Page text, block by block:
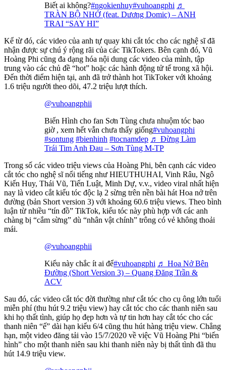
Biết ai không?#ngokienhuy#vuhoangphi ♬
TRÀN BỘ NHỚ (feat. Dương Domic) – ANH
TRAI “SAY HI”
Kể từ đó, các video của anh tự quay khi cắt tóc cho các nghệ sĩ đã
nhận được sự chú ý rộng rãi của các TikTokers. Bên cạnh đó, Vũ
Hoàng Phi cũng đa dạng hóa nội dung các video của mình, tập
trung vào các chủ đề “hot” hoặc các hành động tử tế trong xã hội.
Đến thời điểm hiện tại, anh đã trở thành hot TikToker với khoảng
1.6 triệu người theo dõi, 47.2 triệu lượt thích.
@vuhoangphii
Biến Hình cho fan Sơn Tùng chưa nhuộm tóc bao
giờ , xem hết vẫn chưa thấy giống#vuhoangphi
#sontung #bienhinh #tocnamdep ♬ Đừng Làm
Trái Tim Anh Đau – Sơn Tùng M-TP
Trong số các video triệu views của Hoàng Phi, bên cạnh các video
cắt tóc cho nghệ sĩ nổi tiếng như HIEUTHUHAI, Vinh Râu, Ngô
Kiến Huy, Thái Vũ, Tiến Luật, Minh Dự, v.v., video viral nhất hiện
nay là video cắt kiểu tóc độc lạ 2 sừng trên nền bài hát Hoa nở trên
đường (bản Short version 3) với khoảng 60.6 triệu views. Theo bình
luận từ nhiều “tín đồ” TikTok, kiểu tóc này phù hợp với các anh
chàng bị “cắm sừng” dù “nhân vật chính” trông có vẻ không thoải
mái.
@vuhoangphii
Kiểu này chắc ít ai để#vuhoangphi ♬ Hoa Nở Bên
Đường (Short Version 3) – Quang Đăng Trần &
ACV
Sau đó, các video cắt tóc đời thường như cắt tóc cho cụ ông lớn tuổi
miễn phí (thu hút 9.2 triệu view) hay cắt tóc cho các thanh niên sau
khi họ thất tình, giúp họ đẹp hơn và tự tin hơn hay cắt tóc cho các
thanh niên “ế” dài hạn kiểu 6/4 cũng thu hút hàng triệu view. Chẳng
hạn, một video đăng tải vào 15/7/2020 về việc Vũ Hoàng Phi “biến
hình” cho một thanh niên sau khi thanh niên này bị thất tình đã thu
hút 14.9 triệu view.